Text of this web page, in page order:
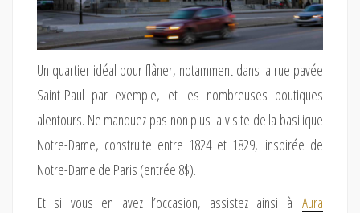
Un quartier idéal pour flâner, notamment dans la rue pavée
Saint-Paul par exemple, et les nombreuses boutiques
alentours. Ne manquez pas non plus la visite de la basilique
Notre-Dame, construite entre 1824 et 1829, inspirée de
Notre-Dame de Paris (entrée 8$).
Et si vous en avez l’occasion, assistez ainsi à Aura